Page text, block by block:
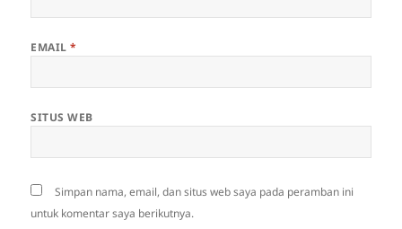
EMAIL*
SITUS WEB
Simpan nama, email, dan situs web saya pada peramban ini
untuk komentar saya berikutnya.